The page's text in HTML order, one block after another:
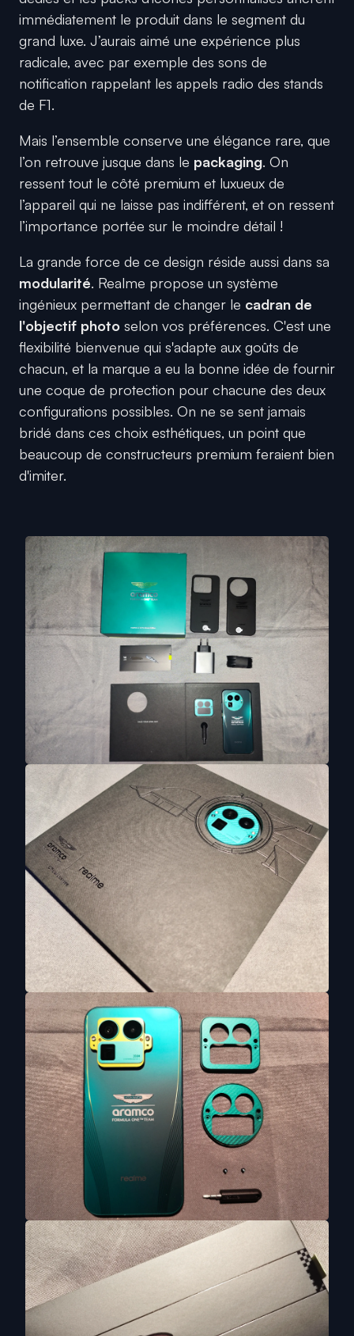
immédiatement le produit dans le segment du
grand luxe. J’aurais aimé une expérience plus
radicale, avec par exemple des sons de
notification rappelant les appels radio des stands
de F1.
Mais l’ensemble conserve une élégance rare, que
l’on retrouve jusque dans le packaging. On
ressent tout le côté premium et luxueux de
l’appareil qui ne laisse pas indifférent, et on ressent
l’importance portée sur le moindre détail !
La grande force de ce design réside aussi dans sa
modularité. Realme propose un système
ingénieux permettant de changer le cadran de
l'objectif photo selon vos préférences. C'est une
flexibilité bienvenue qui s'adapte aux goûts de
chacun, et la marque a eu la bonne idée de fournir
une coque de protection pour chacune des deux
configurations possibles. On ne se sent jamais
bridé dans ces choix esthétiques, un point que
beaucoup de constructeurs premium feraient bien
d'imiter.